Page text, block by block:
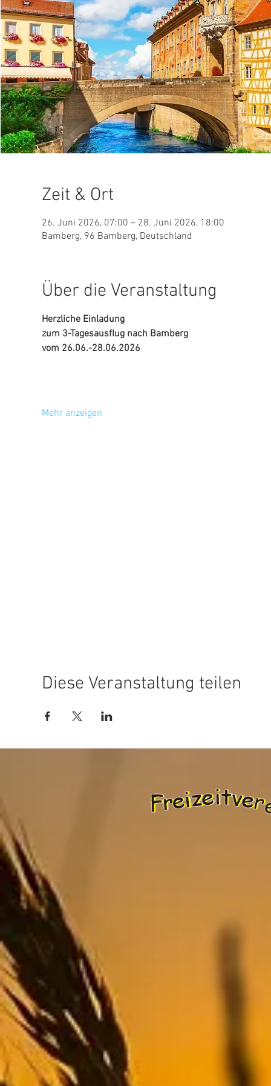
Zeit & Ort
26. Juni 2026, 07:00 – 28. Juni 2026, 18:00
Bamberg, 96 Bamberg, Deutschland
Über die Veranstaltung
Herzliche Einladung
zum 3-Tagesausflug nach Bamberg
vom 26.06.-28.06.2026
Mehr anzeigen
Diese Veranstaltung teilen